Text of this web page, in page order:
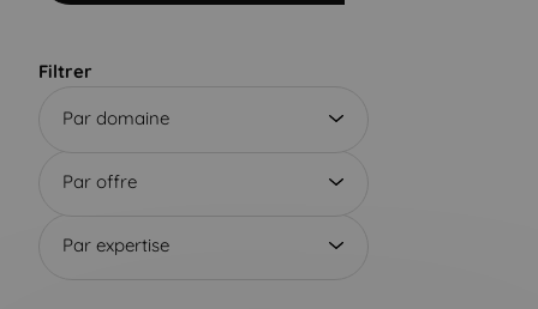
Filtrer
Par domaine
Par offre
Par expertise